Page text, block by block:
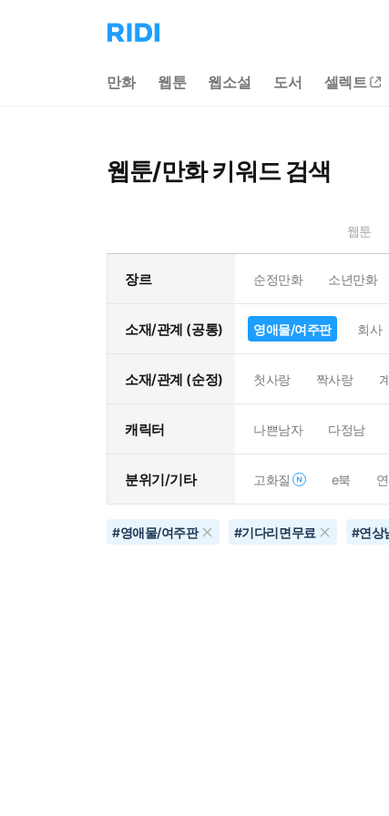
리
디
으
만화 웹툰 웹소설 도서 셀렉트
웹툰/만화 키워드 검색
웹툰
장르 순정만화 소년만화
소재/관계 (공통) 영애물/여주판 회사
소재/관계 (순정) 첫사랑 짝사랑
캐릭터 나쁜남자 다정남
분위기/기타 고화질 e북
#영애물/여주판 #기다리면무료 #연상